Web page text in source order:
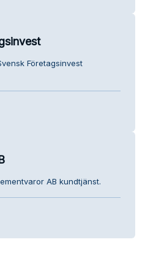
Företagsinvest
AB kundtjänst.